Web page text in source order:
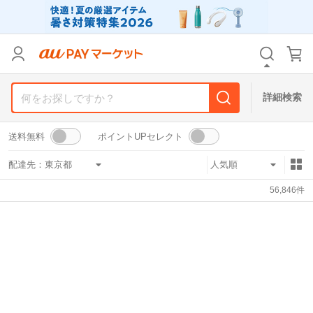
詳細検索
送料無料 ポイントUPセレクト
配達先：
56,846件
カテゴリ すべて
すべて
支払い方法 すべて
その他の条件
カテゴリ すべて
すべて
支払い方法 すべて
その他の条件